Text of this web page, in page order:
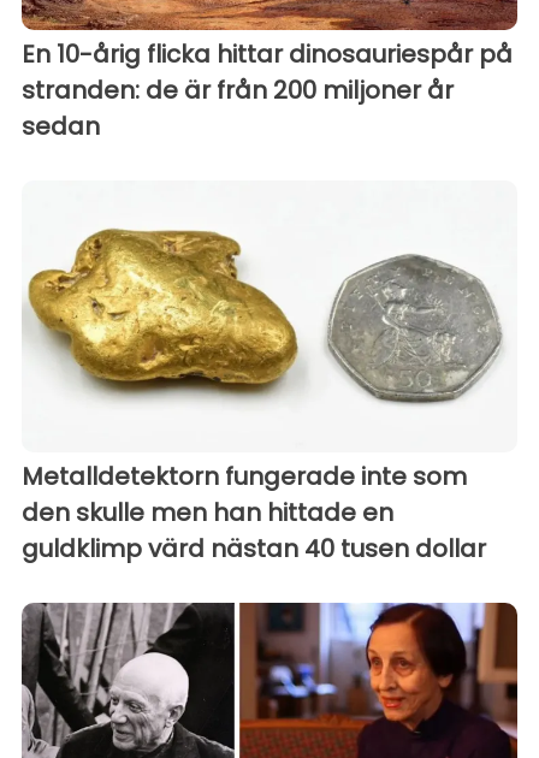
En 10-årig flicka hittar dinosauriespår på
stranden: de är från 200 miljoner år
sedan
Metalldetektorn fungerade inte som
den skulle men han hittade en
guldklimp värd nästan 40 tusen dollar